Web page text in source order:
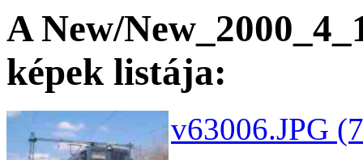
A New/
képek listája:
v63006.JPG